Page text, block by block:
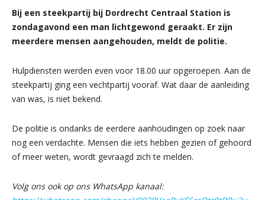
Bij een steekpartij bij Dordrecht Centraal Station is
zondagavond een man lichtgewond geraakt. Er zijn
meerdere mensen aangehouden, meldt de politie.
Hulpdiensten werden even voor 18.00 uur opgeroepen. Aan de
steekpartij ging een vechtpartij vooraf. Wat daar de aanleiding
van was, is niet bekend.
De politie is ondanks de eerdere aanhoudingen op zoek naar
nog een verdachte. Mensen die iets hebben gezien of gehoord
of meer weten, wordt gevraagd zich te melden.
Volg ons ook op ons WhatsApp kanaal: